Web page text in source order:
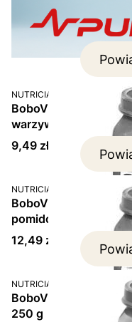
PRODUCENT
NUTRICIA
BoboVita Junior
warzywami, od 1-3
Cena
9,49 zł
PRODUCENT
NUTRICIA
BoboVita Junior
pomidorach, od 1-3
Cena
12,49 zł
PRODUCENT
NUTRICIA
BoboVita Junior,
250 g